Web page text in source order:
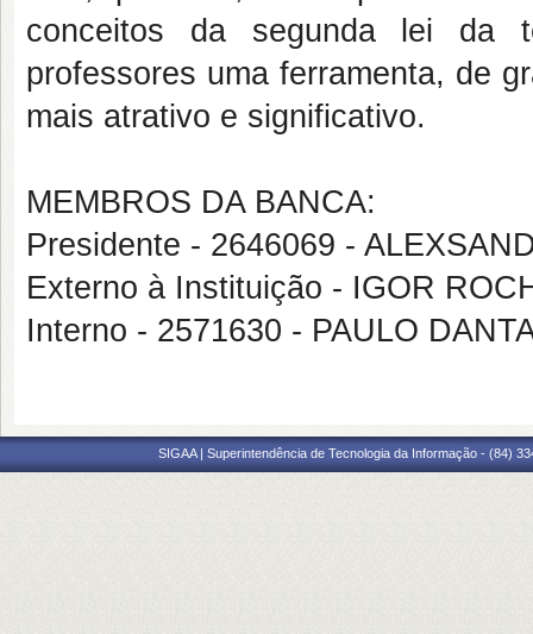
conceitos da segunda lei da
professores uma ferramenta, de
mais atrativo e significativo.
MEMBROS DA BANCA:
Presidente - 2646069 -
Externo à Instituição - IGOR
Interno - 2571630 - PAULO
SIGAA | Superintendência de Tecnologia da Informação - (84)